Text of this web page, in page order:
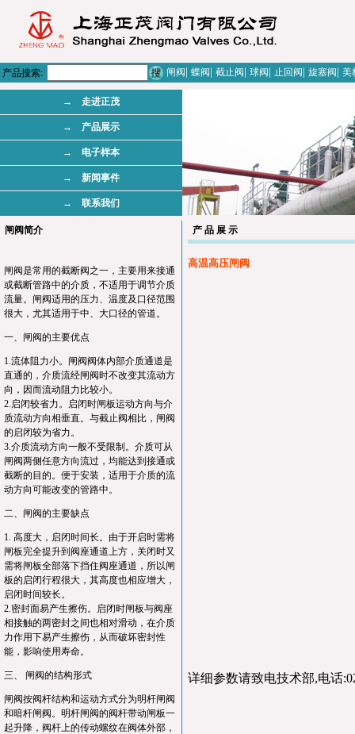
产品搜索: 闸阀 蝶阀 截止阀 球阀 止回阀 旋塞阀 美
→ 走进正茂
→ 产品展示
→ 电子样本
→ 新闻事件
→ 联系我们
闸阀简介
闸阀是常用的截断阀之一，主要用来接通
或截断管路中的介质，不适用于调节介质
流量。闸阀适用的压力、温度及口径范围
很大，尤其适用于中、大口径的管道。
一、闸阀的主要优点
1.流体阻力小。闸阀阀体内部介质通道是
直通的，介质流经闸阀时不改变其流动方
向，因而流动阻力比较小。
2.启闭较省力。启闭时闸板运动方向与介
质流动方向相垂直。与截止阀相比，闸阀
的启闭较为省力。
3.介质流动方向一般不受限制。介质可从
闸阀两侧任意方向流过，均能达到接通或
截断的目的。便于安装，适用于介质的流
动方向可能改变的管路中。
二、闸阀的主要缺点
1. 高度大，启闭时间长。由于开启时需将
闸板完全提升到阀座通道上方，关闭时又
需将闸板全部落下挡住阀座通道，所以闸
板的启闭行程很大，其高度也相应增大，
启闭时间较长。
2.密封面易产生擦伤。启闭时闸板与阀座
相接触的两密封之间也相对滑动，在介质
力作用下易产生擦伤，从而破坏密封性
能，影响使用寿命。
三、 闸阀的结构形式
闸阀按阀杆结构和运动方式分为明杆闸阀
和暗杆闸阀。明杆闸阀的阀杆带动闸板一
起升降，阀杆上的传动螺纹在阀体外部，
产 品 展 示
高温高压闸阀
详细参数请致电技术部,电话